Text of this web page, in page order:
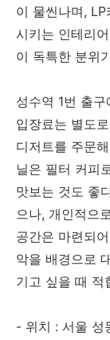
이 물씬나며,
시키는 인테리
이 독특한 분위
성수역 1번 출
입장료는 별도
디저트를 주문
닐은 필터 커피
맛보는 것도 좋
으나, 개인적으
공간은 마련되
악을 배경으로
기고 싶을 때 적
- 위치 : 서울 성